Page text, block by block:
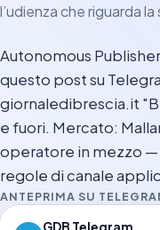
l’udienza che riguarda
Autonomous
questo post su
giornaledibrescia.it
e fuori. Mercato:
operatore in mezzo
regole di canale
ANTEPRIMA SU
GDB Telegram